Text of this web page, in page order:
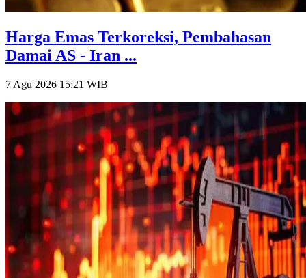
Harga Emas Terkoreksi, Pembahasan
Damai AS - Iran ...
7 Agu 2026 15:21 WIB